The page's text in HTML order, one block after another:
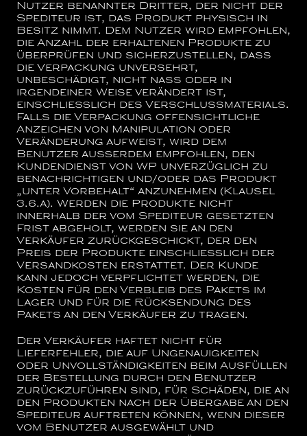
Nutzer benannter Dritter, der nicht der
Spediteur ist, das Produkt physisch in
Besitz nimmt. Dem Nutzer wird empfohlen,
die Anzahl der erhaltenen Produkte zu
überprüfen und sicherzustellen, dass
die Verpackung unversehrt,
unbeschädigt, nicht nass oder in
irgendeiner Weise verändert ist,
einschließlich des Verschlussmaterials.
Falls die Verpackung offensichtliche
Anzeichen von Manipulation oder
Veränderung aufweist, wird dem
Benutzer außerdem empfohlen, den
Kundendienst von WP unverzüglich zu
benachrichtigen und/oder das Produkt
„unter Vorbehalt“ anzunehmen (Klausel
3.6.a). Werden die Produkte nicht
innerhalb der vom Spediteur gesetzten
Frist abgeholt, werden sie an den
Verkäufer zurückgeschickt, der den
Preis der Produkte einschließlich der
Versandkosten erstattet. Der Kunde
kann jedoch verpflichtet werden, die
Kosten für den Verbleib des Pakets im
Lager und für die Rücksendung des
Pakets an den Verkäufer zu tragen.
Der Verkäufer haftet nicht für
Lieferfehler, die auf Ungenauigkeiten
oder Unvollständigkeiten beim Ausfüllen
der Bestellung durch den Benutzer
zurückzuführen sind, für Schäden, die an
den Produkten nach der Übergabe an den
Spediteur auftreten können, wenn dieser
vom Benutzer ausgewählt und